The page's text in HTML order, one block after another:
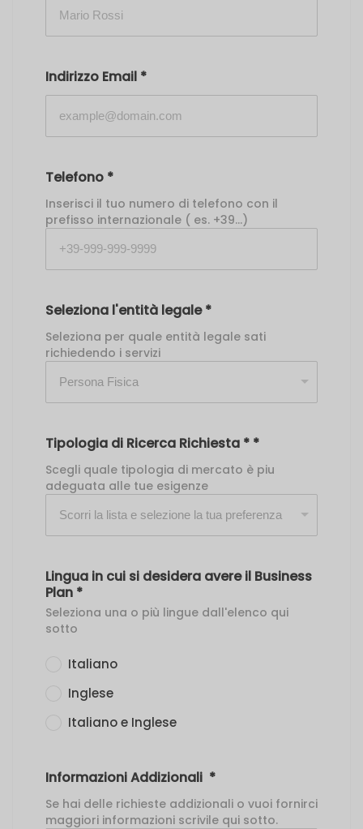
Indirizzo Email *
Telefono *
Inserisci il tuo numero di telefono con il
prefisso internazionale ( es. +39...)
Seleziona l'entità legale*
Seleziona per quale entità legale sati
richiedendo i servizi
Tipologia di Ricerca Richiesta * *
Scegli quale tipologia di mercato è piu
adeguata alle tue esigenze
Lingua in cui si desidera avere il Business
Plan *
Seleziona una o più lingue dall'elenco qui
sotto
Italiano
Inglese
Italiano e Inglese
Informazioni Addizionali *
Se hai delle richieste addizionali o vuoi fornirci
maggiori informazioni scrivile qui sotto.